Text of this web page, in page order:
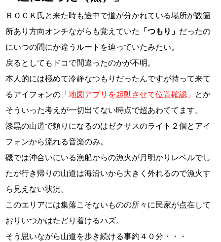
ＲＯＣＫ氏と来た時も途中で道が分かれている場所が数箇
所あり方向オンチながらも覚えていた 「つもり」 だったの
にいつの間にか違うルートを辿っていたみたい。
戻るとしてもドコで間違ったのかが不明。
本人的には極めて冷静なつもりだったんですが持って来て
るアイフォンの 「地図アプリを起動させて位置確認」 とか
そういった考えが一切出てない時点で超あわててます。
漆黒の山道で頼りになるのはゼクサスのライト２個とアイ
フォンから流れる音楽のみ。
磯では沖合いにいる漁船からの漁火が月明かりレベルでし
たが行き帰りの山道は海沿いから大きく外れるので漁火す
ら見えない状況。
このエリアには集落こそないものの所々に民家が点在して
おりいつかはたどり着けるハズ。
そう思いながら山道を歩き続ける事約４０分・・・